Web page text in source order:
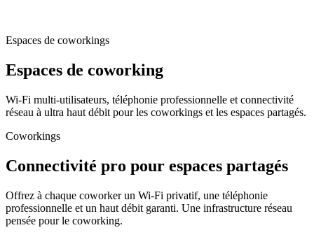
Espaces de coworkings
Espaces de coworking
Wi-Fi multi-utilisateurs, téléphonie professionnelle et connectivité
réseau à ultra haut débit pour les coworkings et les espaces partagés.
Coworkings
Connectivité pro pour espaces partagés
Offrez à chaque coworker un Wi-Fi privatif, une téléphonie
professionnelle et un haut débit garanti. Une infrastructure réseau
pensée pour le coworking.